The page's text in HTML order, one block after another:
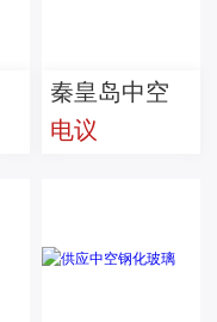
秦皇岛中空
玻璃价格
电议